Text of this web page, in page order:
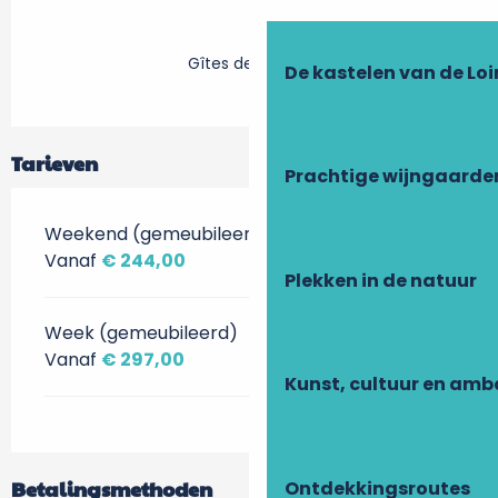
De kastelen van de
Prachtige
Plekken in de natuur
Kunst, cultuur en
Ontdekkingsroutes
Gîtes de France
Tarieven
Weekend (gemeubileerd)
Vanaf € 244,00
Week (gemeubileerd)
Vanaf € 297,00
Betalingsmethoden